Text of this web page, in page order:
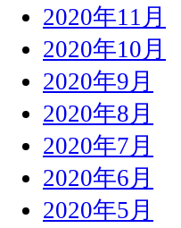
2020年11月
2020年10月
2020年9月
2020年8月
2020年7月
2020年6月
2020年5月